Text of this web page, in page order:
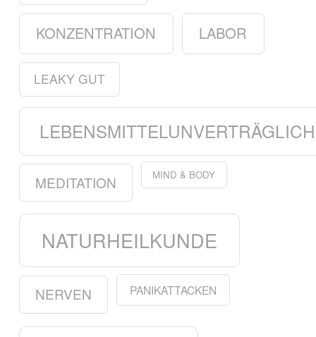
KONZENTRATION LABOR
LEAKY GUT
MEDITATION MIND & BODY
NATURHEILKUNDE
NERVEN PANIKATTACKEN